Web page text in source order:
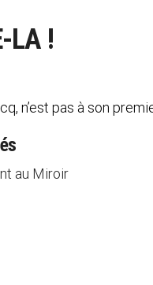
LA !
n’est pas à son
au Miroir